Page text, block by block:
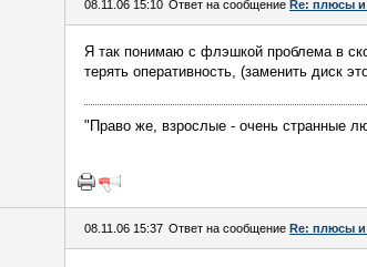
08.11.06 15:10 Ответ на сообщение Re: плюсы и
Я так понимаю с флэшкой проблема в
терять оперативность, (заменить диск
"Право же, взрослые - очень странные
08.11.06 15:37 Ответ на сообщение Re: плюсы и